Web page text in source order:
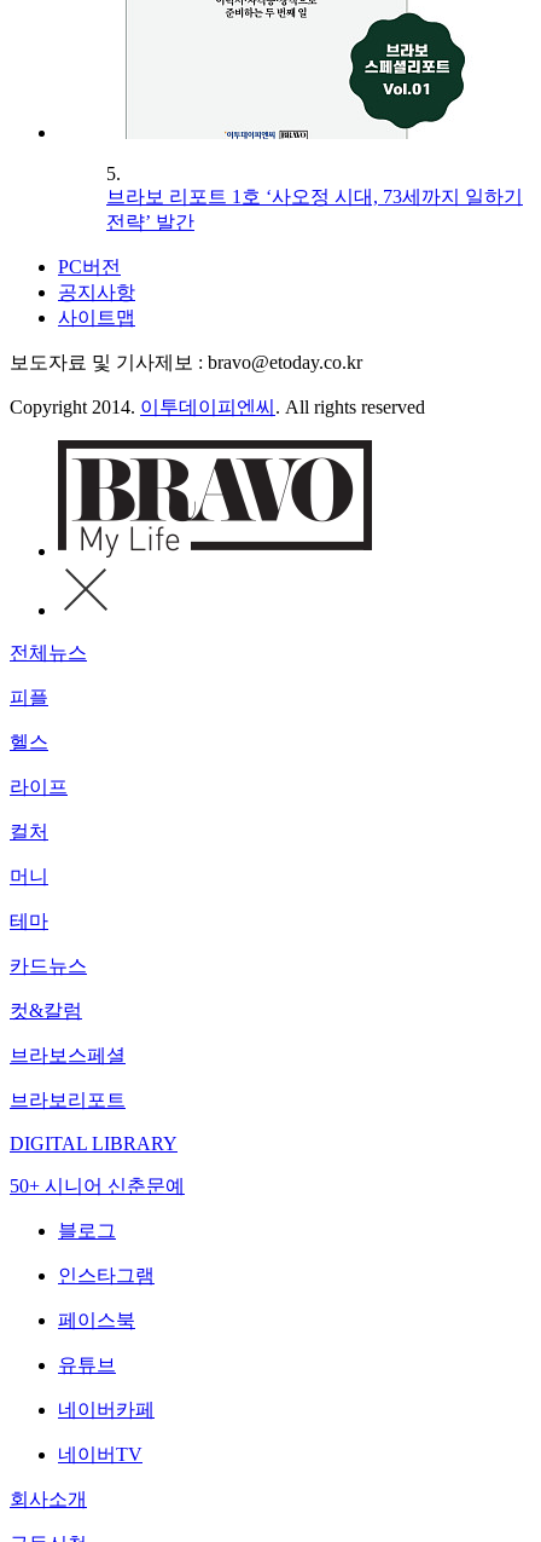
5.
브라보 리포트 1호 ‘사오정 시대, 73세까지 일하기
전략’ 발간
PC버전
공지사항
사이트맵
보도자료 및 기사제보 : bravo@etoday.co.kr
Copyright 2014. 이투데이피엔씨 . All rights reserved
전체뉴스
피플
헬스
라이프
컬처
머니
테마
카드뉴스
컷&칼럼
브라보스페셜
브라보리포트
DIGITAL LIBRARY
50+ 시니어 신춘문예
블로그
인스타그램
페이스북
유튜브
네이버카페
네이버TV
회사소개